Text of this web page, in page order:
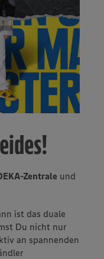
Zentrale und
ist das duale
Du nicht nur
an spannenden